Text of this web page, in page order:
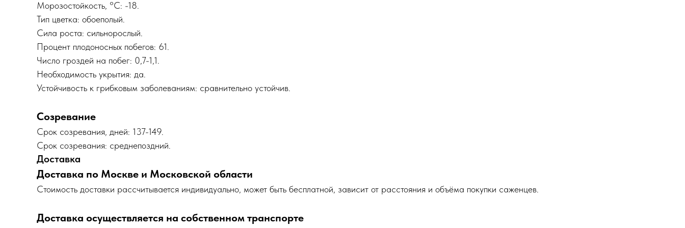
Морозостойкость, °C: -18.
Тип цветка: обоеполый.
Сила роста: сильнорослый.
Процент плодоносных побегов: 61.
Число гроздей на побег: 0,7-1,1.
Необходимость укрытия: да.
Устойчивость к грибковым заболеваниям: сравнительно устойчив.
Созревание
Срок созревания, дней: 137-149.
Срок созревания: среднепоздний.
Доставка
Доставка по Москве и Московской области
Cтоимость доставки рассчитывается индивидуально, может быть бесплатной, зависит от расстояния и объёма покупки саженцев.
Доставка осуществляется на собственном транспорте